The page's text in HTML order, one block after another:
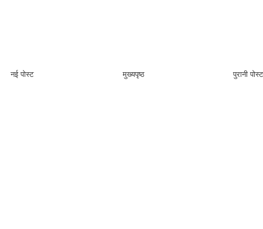
नई पोस्ट पुरानी पोस्ट
मुख्यपृष्ठ